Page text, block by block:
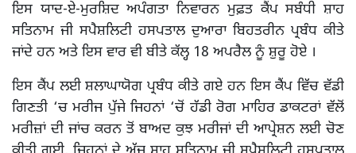
ਇਸ ਯਾਦ-ਏ-ਮੁਰਸ਼ਿਦ ਅਪੰਗਤਾ ਨਿਵਾਰਨ ਮੁਫ਼ਤ ਕੈਂਪ ਸਬੰਧੀ ਸ਼ਾਹ
ਸਤਿਨਾਮ ਜੀ ਸਪੈਸ਼ਲਿਟੀ ਹਸਪਤਾਲ ਦੁਆਰਾ ਬਿਹਤਰੀਨ ਪ੍ਰਬੰਧ ਕੀਤੇ
ਜਾਂਦੇ ਹਨ ਅਤੇ ਇਸ ਵਾਰ ਵੀ ਬੀਤੇ ਕੱਲ੍ਹ 18 ਅਪਰੈਲ ਨੂੰ ਸ਼ੁਰੂ ਹੋਏ ।
ਇਸ ਕੈਂਪ ਲਈ ਸ਼ਲਾਘਾਯੋਗ ਪ੍ਰਬੰਧ ਕੀਤੇ ਗਏ ਹਨ ਇਸ ਕੈਂਪ ਵਿੱਚ ਵੱਡੀ
ਗਿਣਤੀ ‘ਚ ਮਰੀਜ ਪੁੱਜੇ ਜਿਹਨਾਂ ‘ਚੋਂ ਹੱਡੀ ਰੋਗ ਮਾਹਿਰ ਡਾਕਟਰਾਂ ਵੱਲੋਂ
ਮਰੀਜ਼ਾਂ ਦੀ ਜਾਂਚ ਕਰਨ ਤੋਂ ਬਾਅਦ ਕੁਝ ਮਰੀਜਾਂ ਦੀ ਆਪ੍ਰੇਸ਼ਨ ਲਈ ਚੋਣ